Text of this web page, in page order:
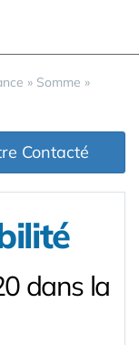
» Somme »
Contacté
dans la